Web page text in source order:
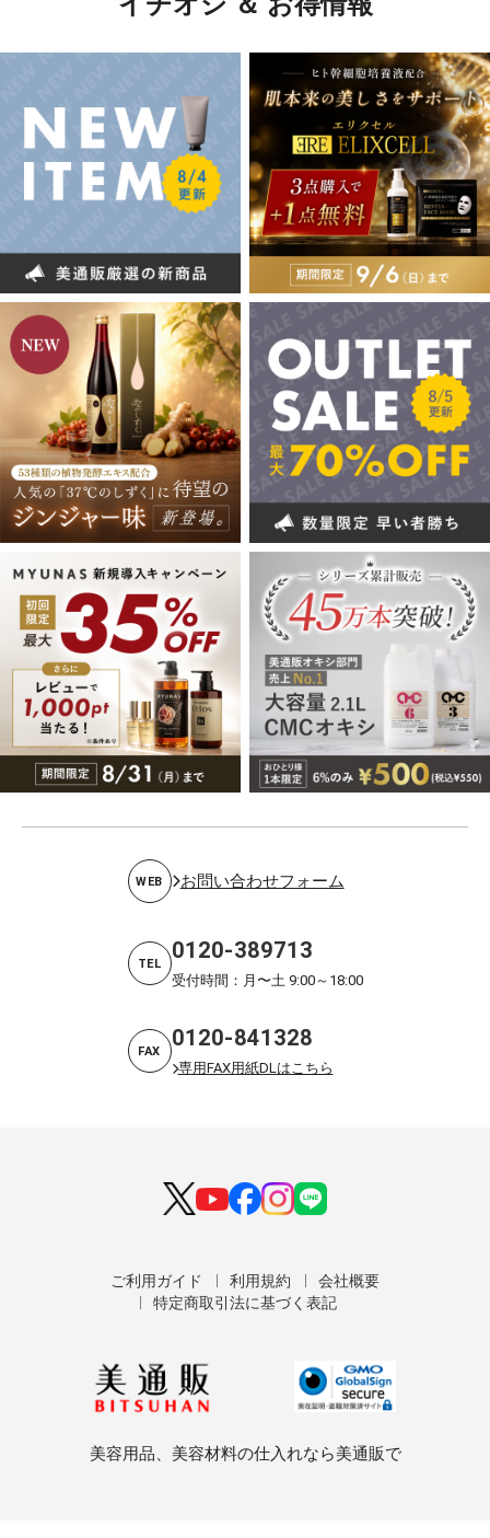
WEB お問い合わせフォーム
TEL 0120-389713
受付時間：月〜土 9:00～18:00
FAX 0120-841328
専用FAX用紙DLはこちら
ご利用ガイド 利用規約
会社概要
特定商取引法に基づく表記
美容用品、美容材料の仕入れなら美通販で